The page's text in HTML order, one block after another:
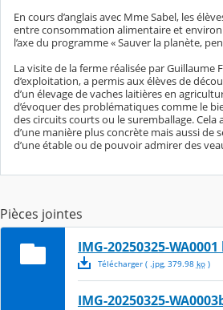
En cours d’anglais avec Mme Sabel, les
entre consommation alimentaire et
l’axe du programme « Sauver la planète,
La visite de la ferme réalisée par Guillaume
d’exploitation, a permis aux élèves de
d’un élevage de vaches laitières en
d’évoquer des problématiques comme le
des circuits courts ou le suremballage. Cela
d’une manière plus concrète mais aussi de
d’une étable ou de pouvoir admirer des
Pièces jointes
IMG-20250325-WA0001
Télécharger( .jpg, 379.98 ko)
IMG-20250325-